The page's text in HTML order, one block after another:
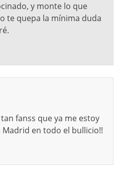
y monte lo que
te quepa la mínima duda
fanss que ya me estoy
en todo el bullicio!!